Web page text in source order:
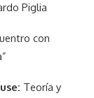
Piglia
con
Teoría y